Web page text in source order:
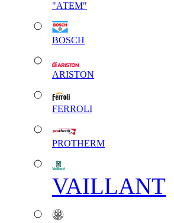
"АТЕМ"
BOSCH
ARISTON
FERROLI
PROTHERM
VAILLANT